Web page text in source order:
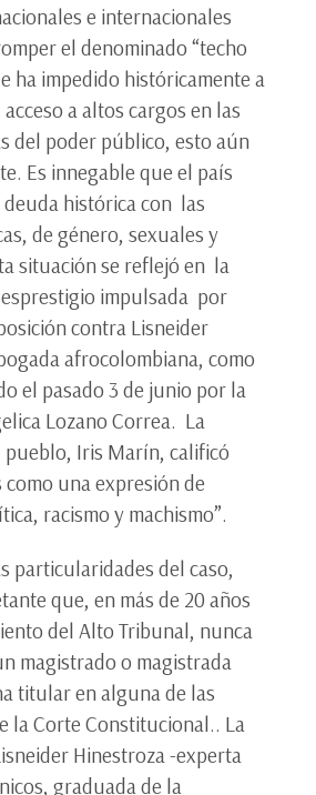
e internacionales
el denominado “techo
ha impedido históricamente a
a altos cargos en las
del poder público, esto aún
Es innegable que el país
histórica con las
de género, sexuales y
situación se reflejó en la
impulsada por
contra Lisneider
afrocolombiana, como
el pasado 3 de junio por la
Lozano Correa. La
pueblo, Iris Marín, calificó
una expresión de
racismo y machismo”.
particularidades del caso,
que, en más de 20 años
del Alto Tribunal, nunca
magistrado o magistrada
titular en alguna de las
la Corte Constitucional.. La
Hinestroza -experta
graduada de la